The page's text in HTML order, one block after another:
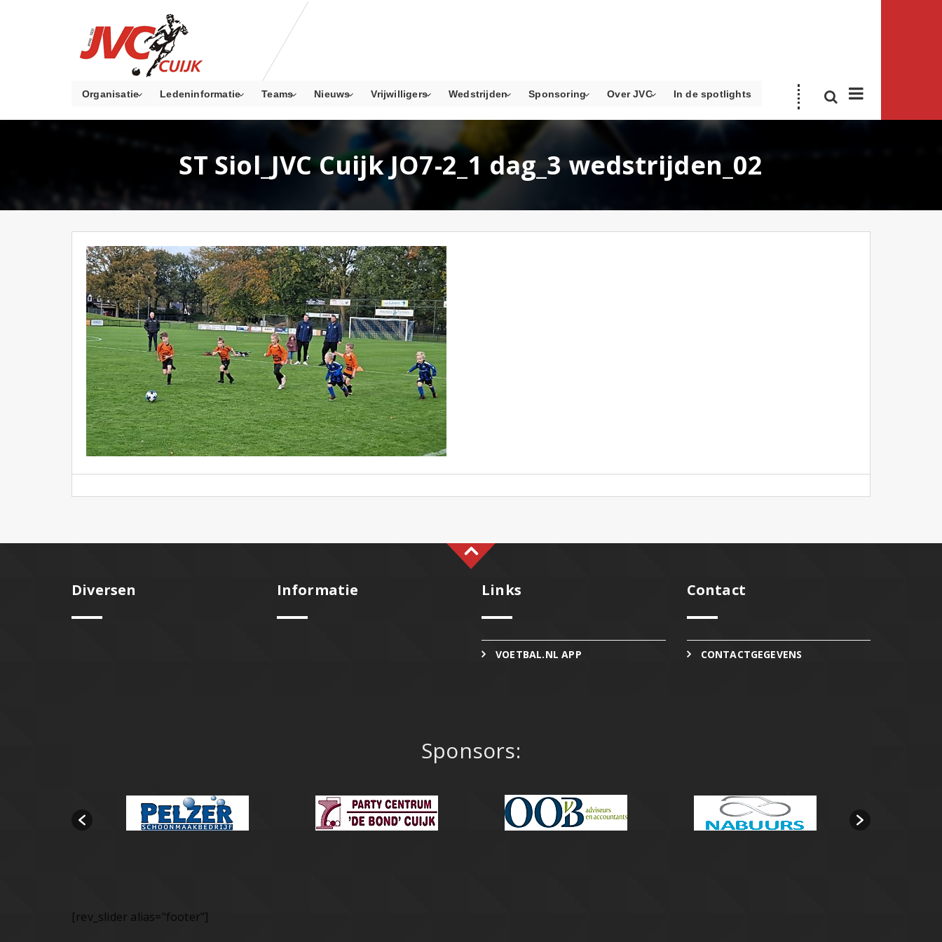
Organisatie Ledeninformatie Teams Nieuws Vrijwilligers Wedstrijden Sponsoring Over JVC In de spotlights
ST Siol_JVC Cuijk JO7-2_1 dag_3 wedstrijden_02
Diversen Informatie Links
VOETBAL.NL APP
Contact
CONTACTGEGEVENS
Sponsors:
[rev_slider alias="footer"]